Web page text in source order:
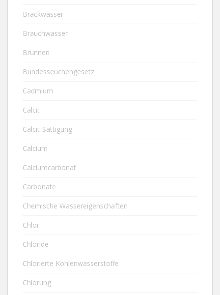
Brackwasser
Brauchwasser
Brunnen
Bundesseuchengesetz
Cadmium
Calcit
Calcit-Sättigung
Calcium
Calciumcarbonat
Carbonate
Chemische Wassereigenschaften
Chlor
Chloride
Chlorierte Kohlenwasserstoffe
Chlorung